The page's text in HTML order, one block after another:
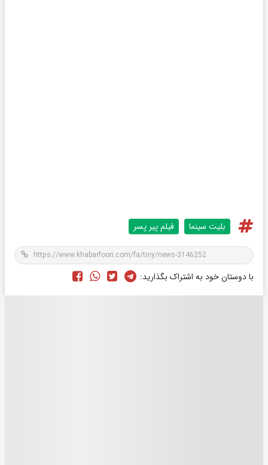
بلیت سینما فیلم پیر پسر
با دوستان خود به اشتراک بگذارید: